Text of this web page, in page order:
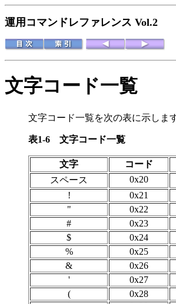
運用コマンドレファレンス Vol.2
文字コード一覧
文字コード一覧を次の表に示します
表1-6 文字コード一覧
文字 コード
スペース
0x20
!
0x21
"
0x22
#
0x23
$
0x24
%
0x25
&
0x26
'
0x27
(
0x28